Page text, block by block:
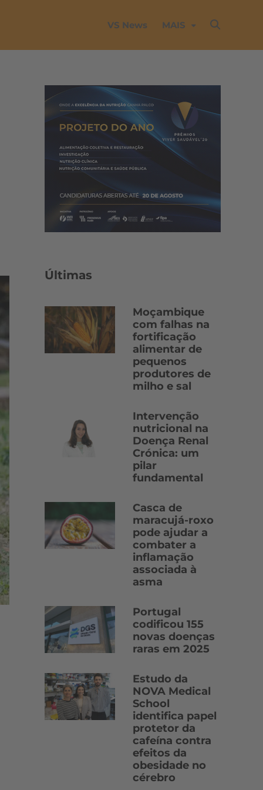
VS News MAIS
Últimas
Moçambique
com falhas na
fortificação
alimentar de
pequenos
produtores de
milho e sal
Intervenção
nutricional na
Doença Renal
Crónica: um
pilar
fundamental
Casca de
maracujá-roxo
pode ajudar a
combater a
inflamação
associada à
asma
Portugal
codificou 155
novas doenças
raras em 2025
Estudo da
NOVA Medical
School
identifica papel
protetor da
cafeína contra
efeitos da
obesidade no
cérebro